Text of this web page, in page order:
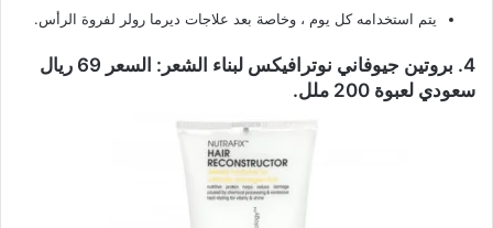
يتم استخدامه كل يوم ، وخاصة بعد علاجات ديرما رولر لفروة الرأس.
4. بروتين جيوفاني نوترافيكس لبناء الشعر: السعر 69 ريال
سعودي لعبوة 200 ملل.